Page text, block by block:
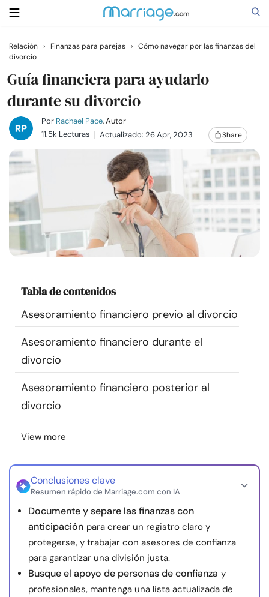
Buscar
Casarse
Relaciones
Familia
Ayuda
Cursos
Recursos
Comunidad
Encuentra un terapeuta
Idioma
Sobre nosotros
© Copyright 2026. Todos los derechos reservados.
Relación › Finanzas para parejas › Cómo navegar por las finanzas del
divorcio
Guía financiera para ayudarlo
durante su divorcio
Por Rachael Pace, Autor
11.5k Lecturas
Actualizado: 26 Apr, 2023 Share
Tabla de contenidos
Asesoramiento financiero previo al divorcio
Asesoramiento financiero durante el
divorcio
Asesoramiento financiero posterior al
divorcio
View more
Conclusiones clave
Resumen rápido de Marriage.com con IA
Documente y separe las finanzas con
anticipación para crear un registro claro y
protegerse, y trabajar con asesores de confianza
para garantizar una división justa.
Busque el apoyo de personas de confianza y
profesionales, mantenga una lista actualizada de